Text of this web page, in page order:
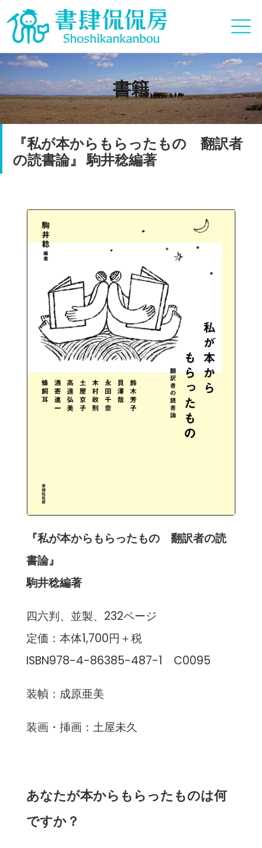
書籍
『私が本からもらったもの 翻訳者
の読書論』 駒井稔編著
『私が本からもらったもの 翻訳者の読
書論』
駒井稔編著
四六判、並製、232ページ
定価：本体1,700円＋税
ISBN978-4-86385-487-1 C0095
装幀：成原亜美
装画・挿画：土屋未久
あなたが本からもらったものは何
ですか？